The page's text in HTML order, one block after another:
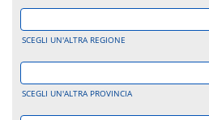
SCEGLI UN'ALTRA REGIONE
SCEGLI UN'ALTRA PROVINCIA